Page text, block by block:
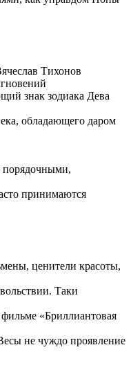
Тихонов
знак зодиака Дева
обладающего даром
принимаются
ценители красоты,
Таки
«Бриллиантовая
не чуждо проявление